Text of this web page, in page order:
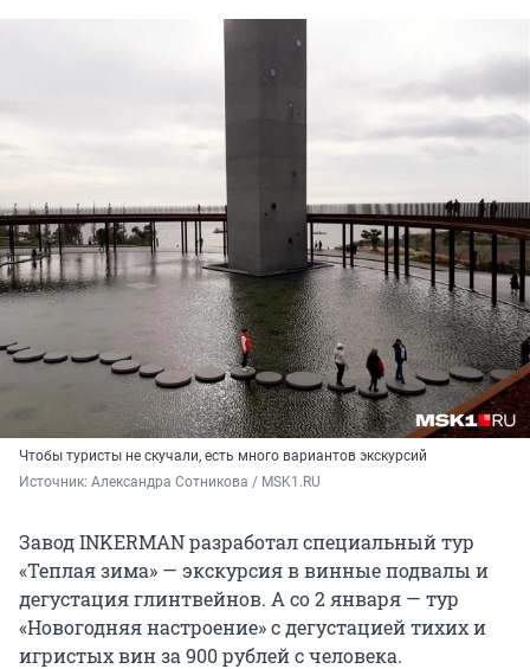
Чтобы туристы не скучали, есть много вариантов экскурсий
Источник: Александра Сотникова / MSK1.RU
Завод INKERMAN разработал специальный тур
«Теплая зима» — экскурсия в винные подвалы и
дегустация глинтвейнов. А со 2 января — тур
«Новогодняя настроение» с дегустацией тихих и
игристых вин за 900 рублей с человека.